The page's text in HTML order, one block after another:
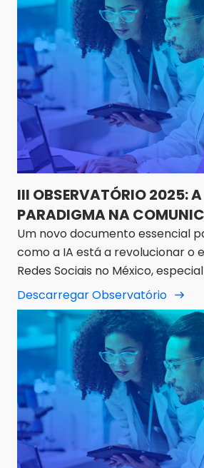
III OBSERVATÓRIO 2025:
PARADIGMA NA
SECTOR FARMACÊUTICO
Um novo documento essencial
como a IA está a revolucionar o
Redes Sociais no México,
em áreas como a comunicação
Digital Generativa. Não percas!
Descarregar Observatório